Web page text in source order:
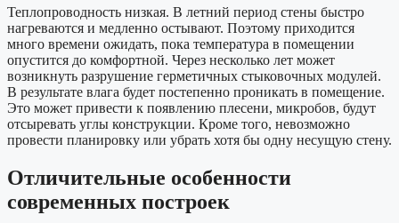
Теплопроводность низкая. В летний период стены быстро
нагреваются и медленно остывают. Поэтому приходится
много времени ожидать, пока температура в помещении
опустится до комфортной. Через несколько лет может
возникнуть разрушение герметичных стыковочных модулей.
В результате влага будет постепенно проникать в помещение.
Это может привести к появлению плесени, микробов, будут
отсыревать углы конструкции. Кроме того, невозможно
провести планировку или убрать хотя бы одну несущую стену.
Отличительные особенности
современных построек